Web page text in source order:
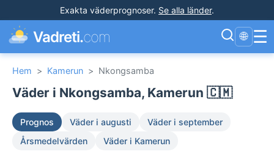
Exakta väderprognoser. Se alla länder.
Vadreti.com 🌐 ☰
Hem > Kamerun > Nkongsamba
Väder i Nkongsamba, Kamerun 🇨🇲
Prognos Väder i augusti
Väder i september
Årsmedelvärden
Väder i Kamerun